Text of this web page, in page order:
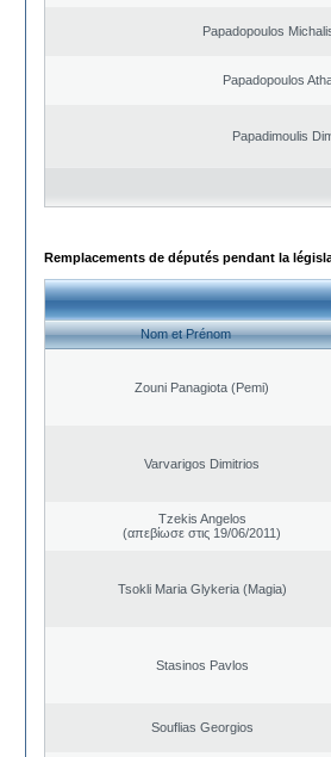
Papadopoulos
Papadopoulos
Papadimoulis
Remplacements de députés pendant la
Nom et Prénom
Zouni Panagiota (Pemi)
Varvarigos Dimitrios
Tzekis Angelos
(απεβίωσε στις 19/06/2011)
Tsokli Maria Glykeria (Magia)
Stasinos Pavlos
Souflias Georgios